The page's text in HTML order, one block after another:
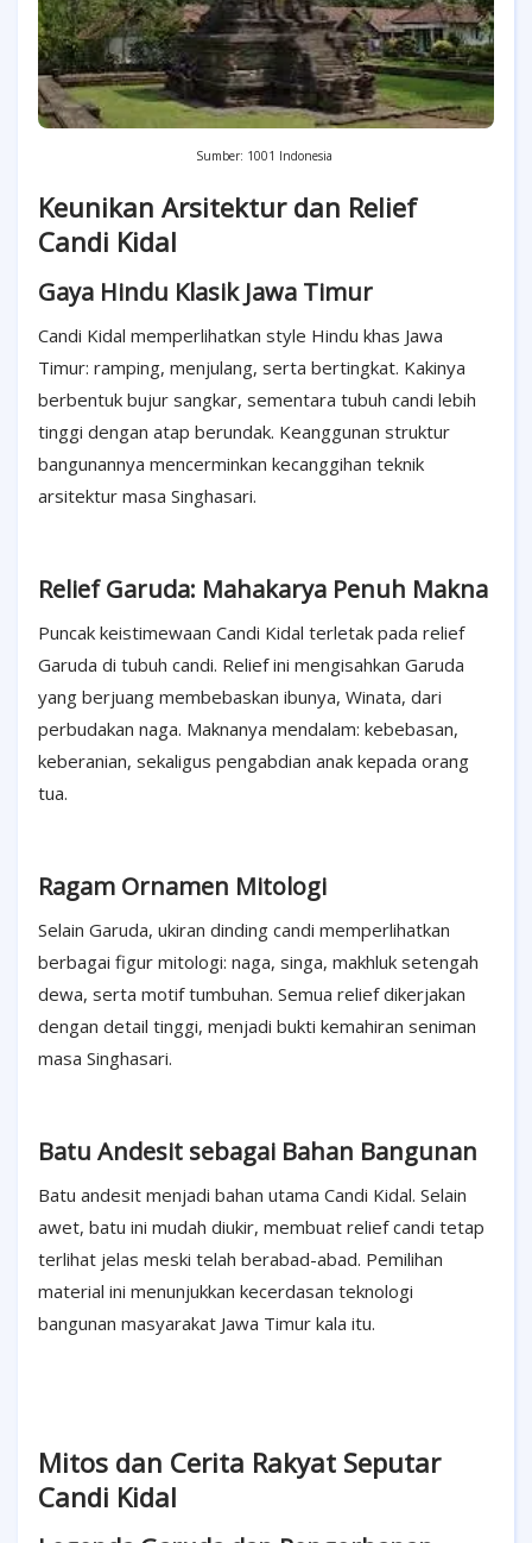
Sumber: 1001 Indonesia
Keunikan Arsitektur dan Relief
Candi Kidal
Gaya Hindu Klasik Jawa Timur
Candi Kidal memperlihatkan style Hindu khas Jawa
Timur: ramping, menjulang, serta bertingkat. Kakinya
berbentuk bujur sangkar, sementara tubuh candi lebih
tinggi dengan atap berundak. Keanggunan struktur
bangunannya mencerminkan kecanggihan teknik
arsitektur masa Singhasari.
Relief Garuda: Mahakarya Penuh Makna
Puncak keistimewaan Candi Kidal terletak pada relief
Garuda di tubuh candi. Relief ini mengisahkan Garuda
yang berjuang membebaskan ibunya, Winata, dari
perbudakan naga. Maknanya mendalam: kebebasan,
keberanian, sekaligus pengabdian anak kepada orang
tua.
Ragam Ornamen Mitologi
Selain Garuda, ukiran dinding candi memperlihatkan
berbagai figur mitologi: naga, singa, makhluk setengah
dewa, serta motif tumbuhan. Semua relief dikerjakan
dengan detail tinggi, menjadi bukti kemahiran seniman
masa Singhasari.
Batu Andesit sebagai Bahan Bangunan
Batu andesit menjadi bahan utama Candi Kidal. Selain
awet, batu ini mudah diukir, membuat relief candi tetap
terlihat jelas meski telah berabad-abad. Pemilihan
material ini menunjukkan kecerdasan teknologi
bangunan masyarakat Jawa Timur kala itu.
Mitos dan Cerita Rakyat Seputar
Candi Kidal